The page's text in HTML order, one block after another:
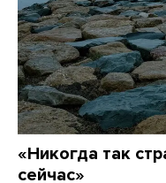
«Никогда так
сейчас»